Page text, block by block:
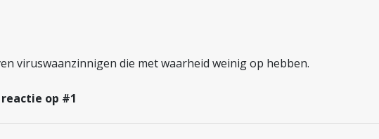
viruswaanzinnigen die met waarheid weinig op hebben.
op #1